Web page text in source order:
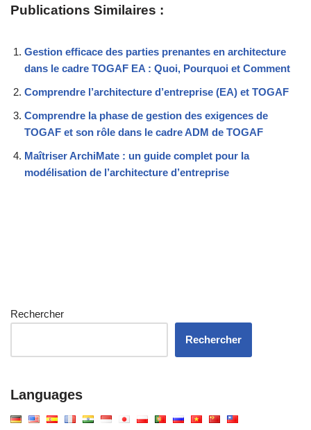
Publications Similaires :
Gestion efficace des parties prenantes en architecture
dans le cadre TOGAF EA : Quoi, Pourquoi et Comment
Comprendre l’architecture d’entreprise (EA) et TOGAF
Comprendre la phase de gestion des exigences de
TOGAF et son rôle dans le cadre ADM de TOGAF
Maîtriser ArchiMate : un guide complet pour la
modélisation de l’architecture d’entreprise
Rechercher
Rechercher
Languages